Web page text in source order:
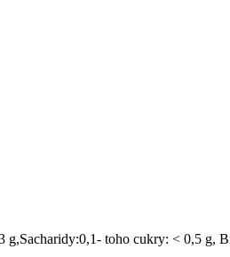
g,Sacharidy:0,1- toho cukry: < 0,5 g,